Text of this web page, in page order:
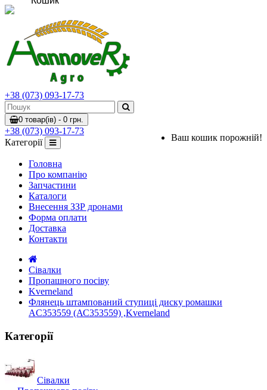
+38 (073) 093-17-73
0 товар(ів) - 0 грн.
Ваш кошик порожній!
+38 (073) 093-17-73
Категорії
Головна
Про компанію
Запчастини
Каталоги
Внесення ЗЗР дронами
Форма оплати
Доставка
Контакти
Сівалки
Пропашного посіву
Kverneland
Флянець штампований ступиці диску ромашки
AC353559 (АС353559) ,Kverneland
Категорії
Сівалки